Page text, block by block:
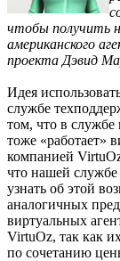
чтобы получить
американского
проекта Дэвид
Идея
службе
том, что в
тоже «работает»
компанией
что нашей
узнать об этой
аналогичных
виртуальных
VirtuOz, так как
по сочетанию